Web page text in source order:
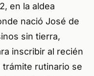
en la aldea
nació José de
sin tierra,
inscribir al recién
rutinario se